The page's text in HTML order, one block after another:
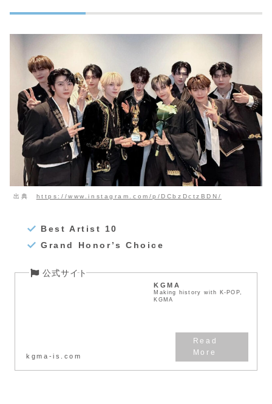
出典 https://www.instagram.com/p/DCbzDctzBDN/
Best Artist 10
Grand Honor’s Choice
KGMA
Making history with K-POP,
KGMA
kgma-is.com